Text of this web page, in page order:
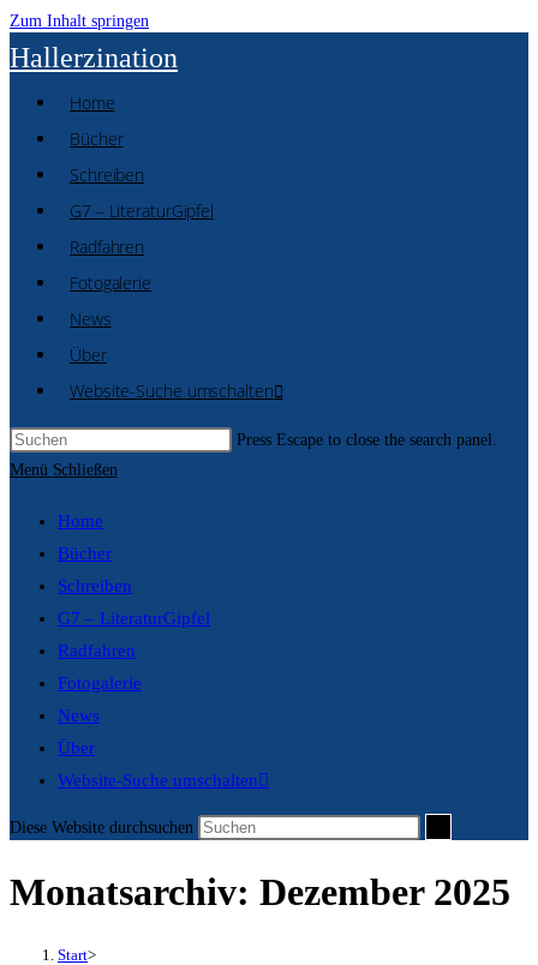
Zum Inhalt springen
Hallerzination
Home
Bücher
Schreiben
G7 – LiteraturGipfel
Radfahren
Fotogalerie
News
Über
Website-Suche umschalten
Press Escape to close the search panel.
Menü Schließen
Home
Bücher
Schreiben
G7 – LiteraturGipfel
Radfahren
Fotogalerie
News
Über
Website-Suche umschalten
Diese Website durchsuchen
Monatsarchiv: Dezember 2025
Start>